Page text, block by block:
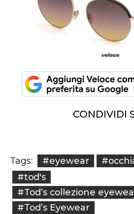
CONDIVIDI
Tags: #eyewear
#tod's
#Tod’s collezione
#Tod’s Eyewear